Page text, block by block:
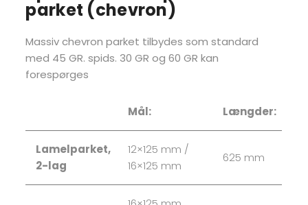
parket (chevron)
Massiv chevron parket tilbydes som standard
med 45 GR. spids. 30 GR og 60 GR kan
forespørges
Mål: Længder:
Lamelparket,
2-lag
12×125 mm /
16×125 mm
625 mm